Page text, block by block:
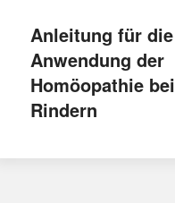
Anleitung für die
Anwendung der
Homöopathie bei
Rindern